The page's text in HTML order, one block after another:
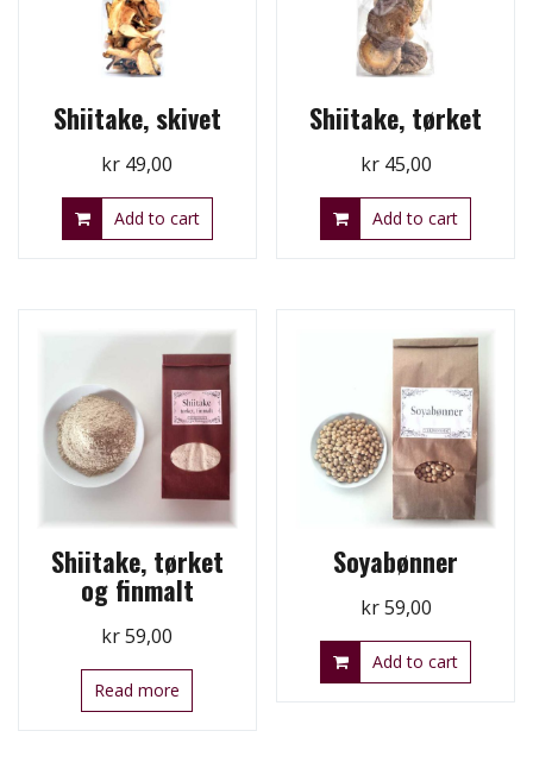
Shiitake, skivet
kr 49,00
Add to cart
Shiitake, tørket
kr45,00
Add to cart
Shiitake, tørket
og finmalt
kr59,00
Read more
Soyabønner
kr59,00
Add to cart